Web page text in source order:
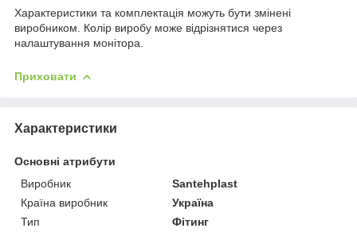
Характеристики та комплектація можуть бути змінені
виробником. Колір виробу може відрізнятися через
налаштування монітора.
Приховати
Характеристики
Основні атрибути
Виробник
Santehplast
Країна виробник
Україна
Тип
Фітинг